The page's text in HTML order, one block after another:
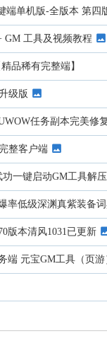
单机版-全版本 第四
GM 工具及视频教程
品稀有完整端】
级版
任务副本完美修
整客户端
一键启动GM工具解
率低级深渊真紫装备
版本清风1031已更新
端 元宝GM工具（页游